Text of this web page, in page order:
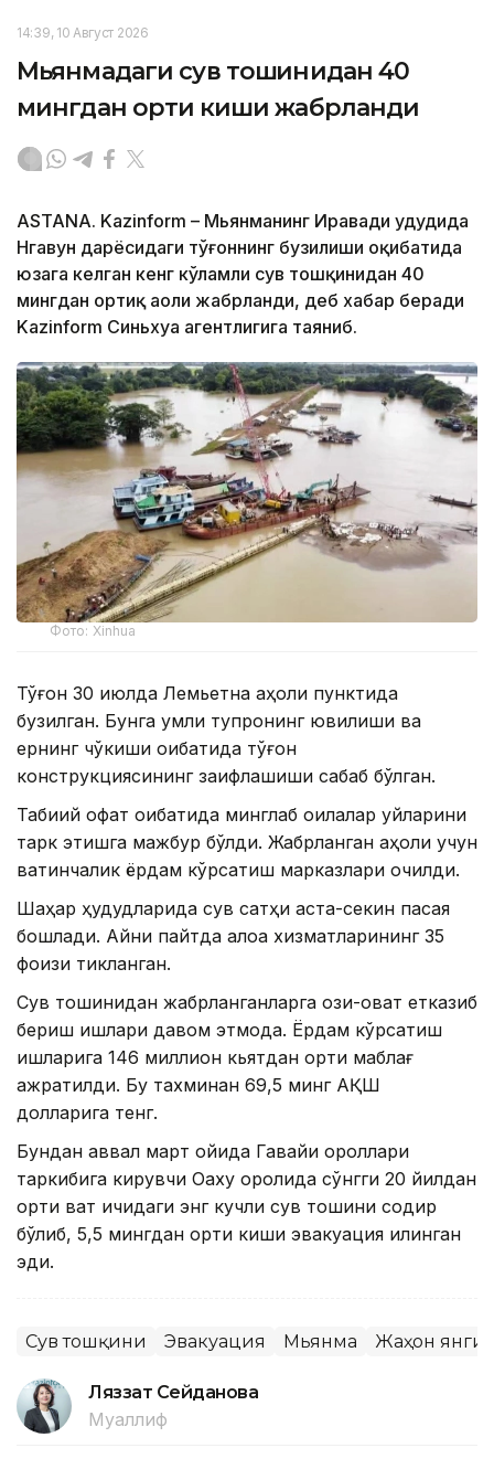
14:39, 10 Август 2026
Мьянмадаги сув тошқинидан 40
мингдан ортиқ киши жабрланди
ASTANA. Kazinform – Мьянманинг Иравади ҳудудида
Нгавун дарёсидаги тўғоннинг бузилиши оқибатида
юзага келган кенг кўламли сув тошқинидан 40
мингдан ортиқ аҳоли жабрланди, деб хабар беради
Kazinform Синьхуа агентлигига таяниб.
Фото: Xinhua
Тўғон 30 июлда Лемьетна аҳоли пунктида
бузилган. Бунга қумли тупроқнинг ювилиши ва
ернинг чўкиши оқибатида тўғон
конструкциясининг заифлашиши сабаб бўлган.
Табиий офат оқибатида минглаб оилалар уйларини
тарк этишга мажбур бўлди. Жабрланган аҳоли учун
вақтинчалик ёрдам кўрсатиш марказлари очилди.
Шаҳар ҳудудларида сув сатҳи аста-секин пасая
бошлади. Айни пайтда алоқа хизматларининг 35
фоизи тикланган.
Сув тошқинидан жабрланганларга озиқ-овқат етказиб
бериш ишлари давом этмоқда. Ёрдам кўрсатиш
ишларига 146 миллион кьятдан ортиқ маблағ
ажратилди. Бу тахминан 69,5 минг АҚШ
долларига тенг.
Бундан аввал март ойида Гавайи ороллари
таркибига кирувчи Оаху оролида сўнгги 20 йилдан
ортиқ вақт ичидаги энг кучли сув тошқини содир
бўлиб, 5,5 мингдан ортиқ киши эвакуация қилинган
эди.
Сув тошқини Эвакуация Мьянма Жаҳон
Ляззат Сейданова
Муаллиф